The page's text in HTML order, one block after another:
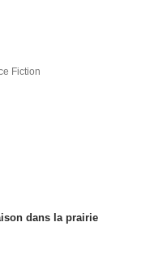
Fiction
dans la prairie